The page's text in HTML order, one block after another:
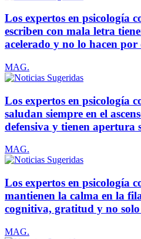
Los expertos en psicología
escriben con mala letra
acelerado y no lo hacen por
MAG.
Los expertos en psicología
saludan siempre en el
defensiva y tienen apertura
MAG.
Los expertos en psicología
mantienen la calma en la
cognitiva, gratitud y no
MAG.